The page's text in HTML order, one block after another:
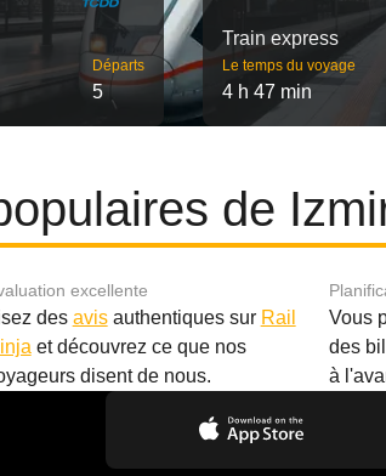
Départs
5
Train express
Le temps du voyage
4 h 47 min
de
excellente
des avisauthentiques sur Rail
et découvrez ce que nos
disent de nous.
Vous
des
à